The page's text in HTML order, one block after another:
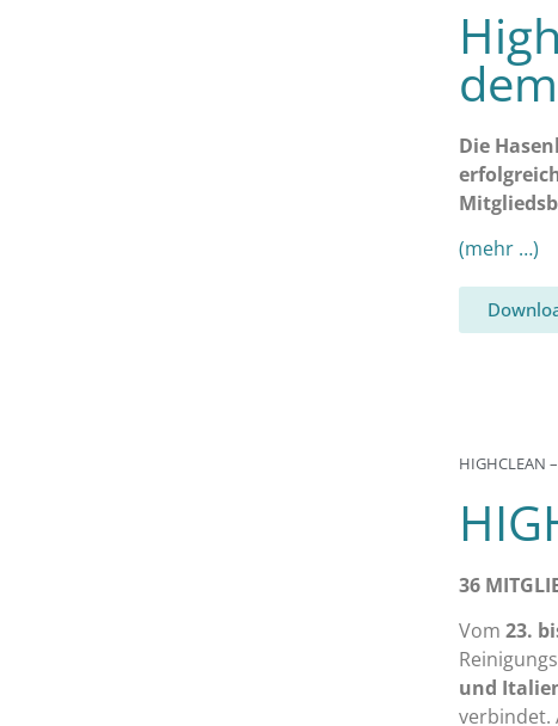
Die
(mehr …)
HIGHCLEAN
36
Vom 23.
und
verbindet.